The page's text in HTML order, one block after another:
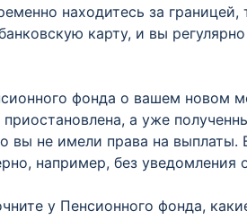
находитесь за границей,
карту, и вы
фонда о вашем новом
а уже
вы не имели права на выплаты.
например, без
у Пенсионного фонда,